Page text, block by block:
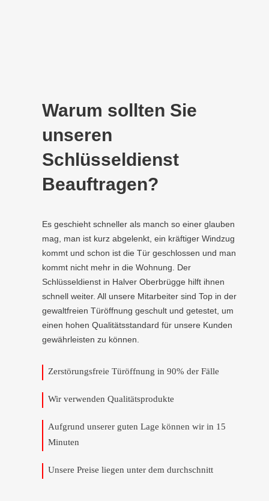
Warum sollten Sie
unseren
Schlüsseldienst
Beauftragen?
Es geschieht schneller als manch so einer glauben
mag, man ist kurz abgelenkt, ein kräftiger Windzug
kommt und schon ist die Tür geschlossen und man
kommt nicht mehr in die Wohnung. Der
Schlüsseldienst in Halver Oberbrügge hilft ihnen
schnell weiter. All unsere Mitarbeiter sind Top in der
gewaltfreien Türöffnung geschult und getestet, um
einen hohen Qualitätsstandard für unsere Kunden
gewährleisten zu können.
Zerstörungsfreie Türöffnung in 90% der Fälle
Wir verwenden Qualitätsprodukte
Aufgrund unserer guten Lage können wir in 15
Minuten
Unsere Preise liegen unter dem durchschnitt